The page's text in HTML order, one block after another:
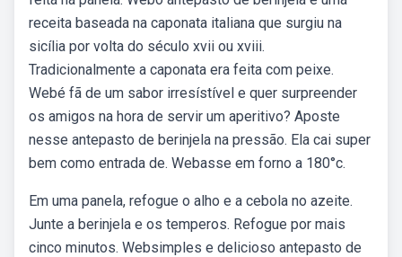
receita baseada na caponata italiana que surgiu na
sicília por volta do século xvii ou xviii.
Tradicionalmente a caponata era feita com peixe.
Webé fã de um sabor irresístível e quer surpreender
os amigos na hora de servir um aperitivo? Aposte
nesse antepasto de berinjela na pressão. Ela cai super
bem como entrada de. Webasse em forno a 180°c.
Em uma panela, refogue o alho e a cebola no azeite.
Junte a berinjela e os temperos. Refogue por mais
cinco minutos. Websimples e delicioso antepasto de